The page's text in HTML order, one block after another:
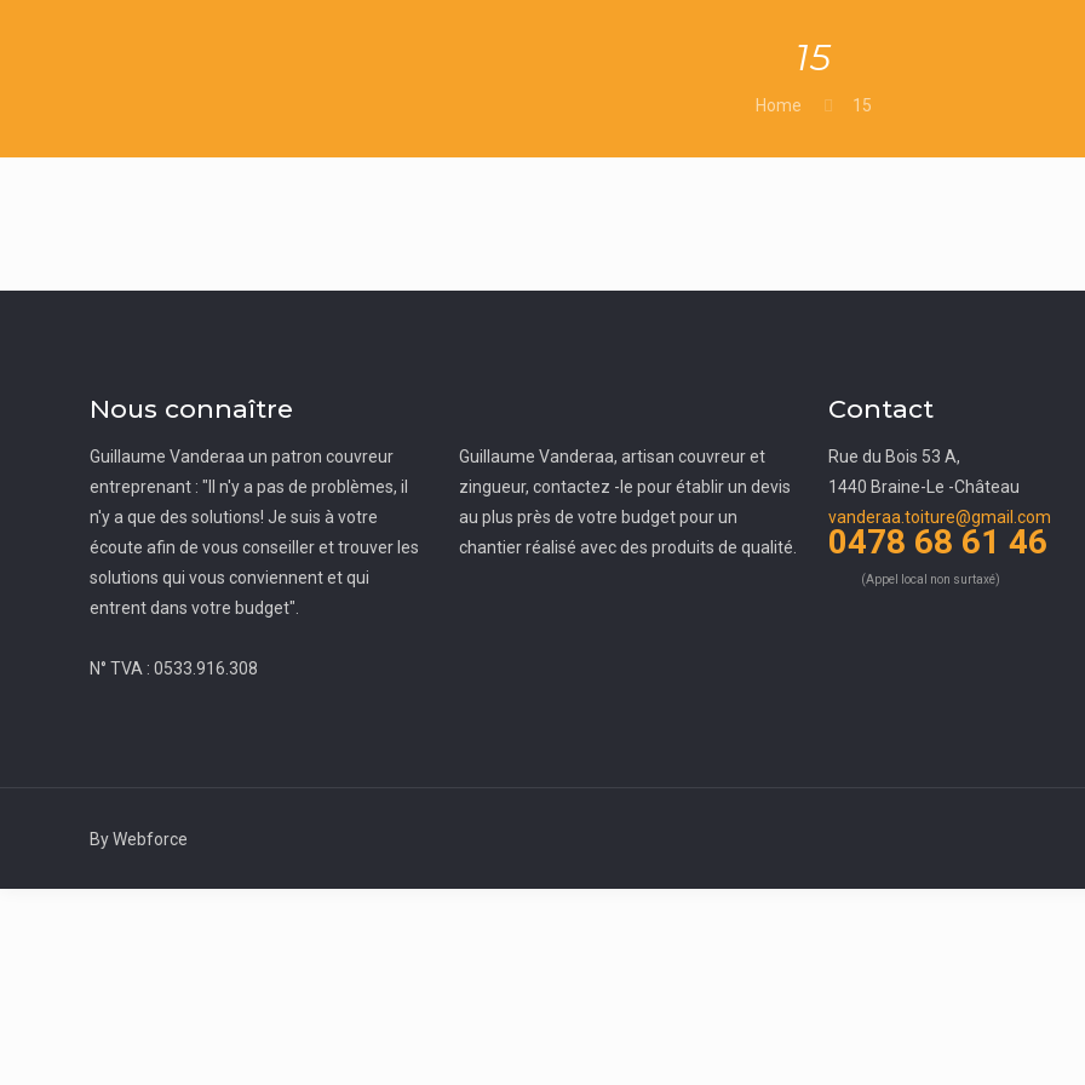
15
Home 15
Nous connaître
Guillaume Vanderaa un patron couvreur
entreprenant : "Il n'y a pas de problèmes, il
n'y a que des solutions! Je suis à votre
écoute afin de vous conseiller et trouver les
solutions qui vous conviennent et qui
entrent dans votre budget".
N° TVA : 0533.916.308
Guillaume Vanderaa, artisan couvreur et
zingueur, contactez -le pour établir un devis
au plus près de votre budget pour un
chantier réalisé avec des produits de qualité.
Contact
Rue du Bois 53 A,
1440 Braine-Le -Château
vanderaa.toiture@gmail.com
0478 68 61 46
(Appel local non surtaxé)
By Webforce